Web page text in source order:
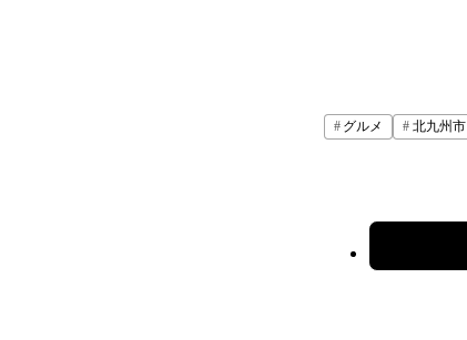
グルメ 北九州市